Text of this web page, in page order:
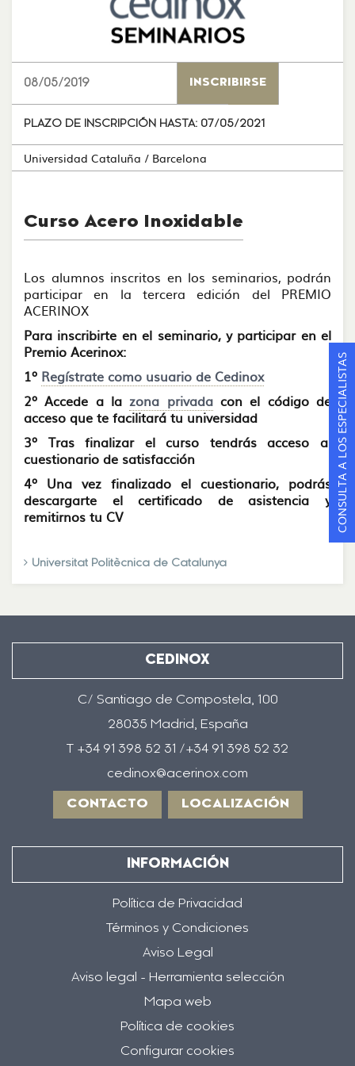
08/05/2019 INSCRIBIRSE
PLAZO DE INSCRIPCIÓN HASTA: 07/05/2021
Universidad Cataluña / Barcelona
Curso Acero Inoxidable
Los alumnos inscritos en los seminarios, podrán
participar en la tercera edición del PREMIO
ACERINOX
Para inscribirte en el seminario, y participar en el
Premio Acerinox:
1º Regístrate como usuario de Cedinox
2º Accede a lazona privadacon el código de
acceso que te facilitará tu universidad
3º Tras finalizar el curso tendrás acceso al
cuestionario de satisfacción
4º Una vez finalizado el cuestionario, podrás
descargarte el certificado de asistencia y
remitirnos tu CV
Universitat Politècnica de Catalunya
CEDINOX
C/ Santiago de Compostela, 100
28035 Madrid, España
T +34 91 398 52 31 /+34 91 398 52 32
cedinox@acerinox.com
CONTACTO LOCALIZACIÓN
INFORMACIÓN
Política de Privacidad
Términos y Condiciones
Aviso Legal
Aviso legal - Herramienta selección
Mapa web
Política de cookies
Configurar cookies
CONSULTA A LOS ESPECIALISTAS